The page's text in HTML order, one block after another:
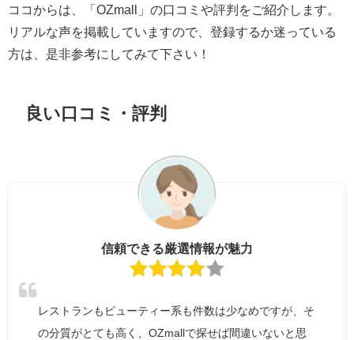
ココからは、「OZmall」の口コミや評判をご紹介します。
リアルな声を掲載していますので、登録するか迷っている
方は、是非参考にしてみて下さい！
良い口コミ・評判
信頼できる厳選情報が魅力
レストランもビューティー系も件数は少なめですが、そ
の分質がとても高く、OZmallで探せば間違いないと思